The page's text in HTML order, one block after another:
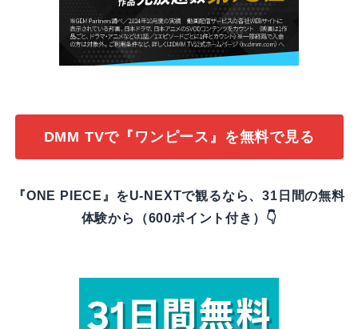
DMM TVで『ワンピース』を無料で見る
『ONE PIECE』をU-NEXTで観るなら、31日間の無料
体験から（600ポイント付き）👇